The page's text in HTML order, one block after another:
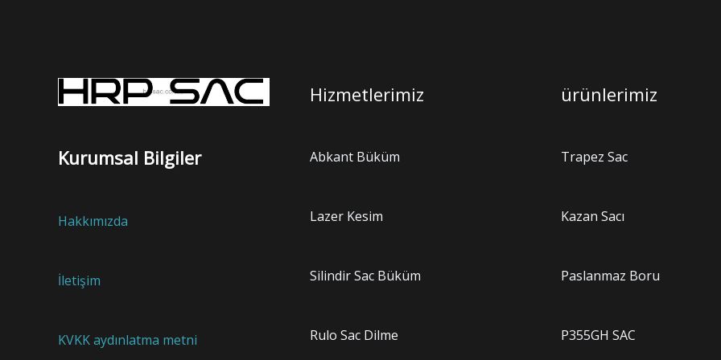
Kurumsal Bilgiler
Hakkımızda
İletişim
KVKK aydınlatma metni
Hizmetlerimiz
Abkant Büküm
Lazer Kesim
Silindir Sac Büküm
Rulo Sac Dilme
ürünlerimiz
Trapez Sac
Kazan Sacı
Paslanmaz Boru
P355GH SAC